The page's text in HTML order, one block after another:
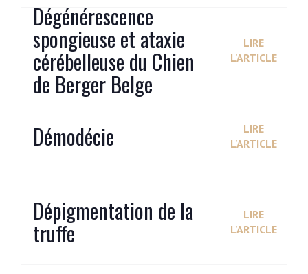
Dégénérescence
spongieuse et ataxie
cérébelleuse du Chien
de Berger Belge
LIRE
L'ARTICLE
Démodécie
LIRE
L'ARTICLE
Dépigmentation de la
truffe
LIRE
L'ARTICLE